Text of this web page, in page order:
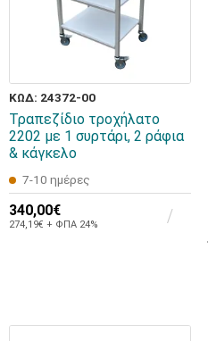
ΚΩΔ: 24372-00
Τραπεζίδιο τροχήλατο
2202 με 1 συρτάρι, 2 ράφια
& κάγκελο
7-10 ημέρες
340,00€
274,19€ + ΦΠΑ 24%